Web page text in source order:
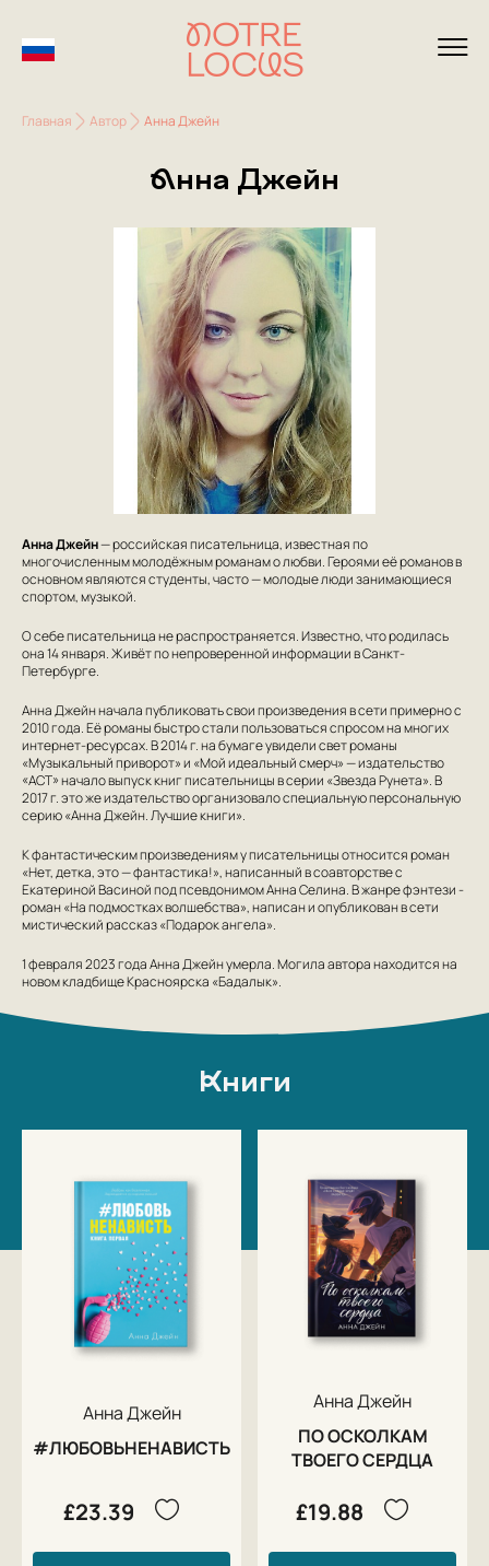
Главная Автор Анна Джейн
Анна Джейн
Анна Джейн— российская писательница, известная по
многочисленным молодёжным романам о любви. Героями её романов в
основном являются студенты, часто — молодые люди занимающиеся
спортом, музыкой.
О себе писательница не распространяется. Известно, что родилась
она 14 января. Живёт по непроверенной информации в Санкт-
Петербурге.
Анна Джейн начала публиковать свои произведения в сети примерно с
2010 года. Её романы быстро стали пользоваться спросом на многих
интернет-ресурсах. В 2014 г. на бумаге увидели свет романы
«Музыкальный приворот» и «Мой идеальный смерч» — издательство
«АСТ» начало выпуск книг писательницы в серии «Звезда Рунета». В
2017 г. это же издательство организовало специальную персональную
серию «Анна Джейн. Лучшие книги».
К фантастическим произведениям у писательницы относится роман
«Нет, детка, это — фантастика!», написанный в соавторстве с
Екатериной Васиной под псевдонимом Анна Селина. В жанре фэнтези -
роман «На подмостках волшебства», написан и опубликован в сети
мистический рассказ «Подарок ангела».
1 февраля 2023 года Анна Джейн умерла. Могила автора находится на
новом кладбище Красноярска «Бадалык».
Книги
Анна Джейн
#ЛЮБОВЬНЕНАВИСТЬ
£23.39
Анна Джейн
ПО ОСКОЛКАМ
ТВОЕГО СЕРДЦА
£19.88